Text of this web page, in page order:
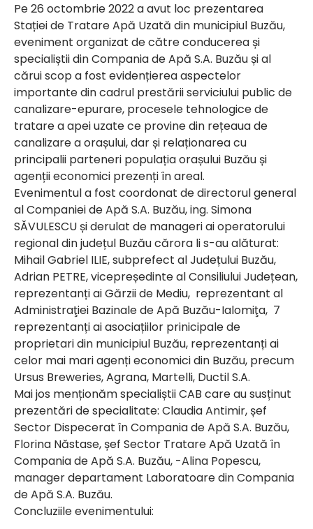
Pe 26 octombrie 2022 a avut loc prezentarea
Stației de Tratare Apă Uzată din municipiul Buzău,
eveniment organizat de către conducerea și
specialiștii din Compania de Apă S.A. Buzău și al
cărui scop a fost evidențierea aspectelor
importante din cadrul prestării serviciului public de
canalizare-epurare, procesele tehnologice de
tratare a apei uzate ce provine din rețeaua de
canalizare a orașului, dar și relaționarea cu
principalii parteneri populația orașului Buzău și
agenții economici prezenți în areal.
Evenimentul a fost coordonat de directorul general
al Companiei de Apă S.A. Buzău, ing. Simona
SĂVULESCU și derulat de manageri ai operatorului
regional din județul Buzău cărora li s-au alăturat:
Mihail Gabriel ILIE, subprefect al Județului Buzău,
Adrian PETRE, vicepreședinte al Consiliului Județean,
reprezentanți ai Gărzii de Mediu, reprezentant al
Administraţiei Bazinale de Apă Buzău-Ialomiţa, 7
reprezentanți ai asociațiilor prinicipale de
proprietari din municipiul Buzău, reprezentanți ai
celor mai mari agenți economici din Buzău, precum
Ursus Breweries, Agrana, Martelli, Ductil S.A.
Mai jos menționăm specialiștii CAB care au susținut
prezentări de specialitate: Claudia Antimir, șef
Sector Dispecerat în Compania de Apă S.A. Buzău,
Florina Năstase, șef Sector Tratare Apă Uzată în
Compania de Apă S.A. Buzău, -Alina Popescu,
manager departament Laboratoare din Compania
de Apă S.A. Buzău.
Concluziile evenimentului: